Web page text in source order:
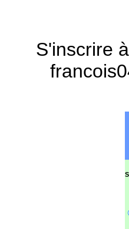
S'inscrire